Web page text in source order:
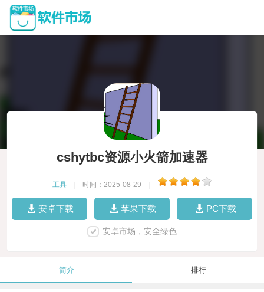
cshytbc资源小火箭加速器
工具 时间：2025-08-29
安卓下载 苹果下载 PC下载
安卓市场，安全绿色
简介 排行